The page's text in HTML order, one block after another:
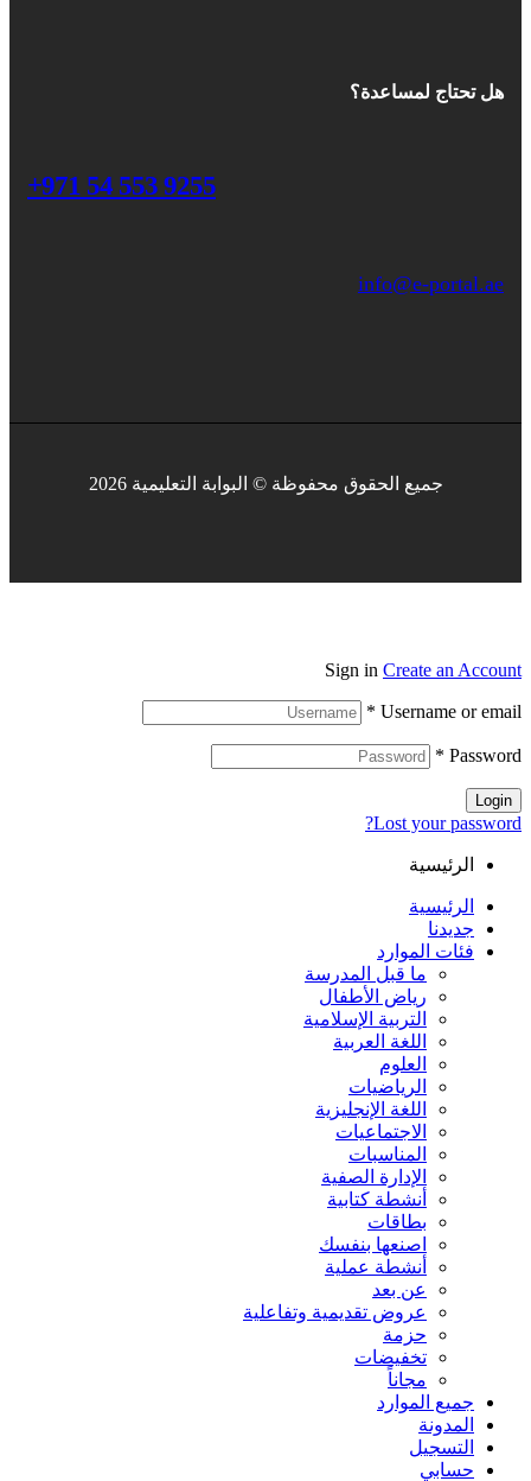
هل تحتاج لمساعدة؟
+971 54 553 9255
info@e-portal.ae
جميع الحقوق محفوظة © البوابة التعليمية 2026
Sign in Create an Account
Username or email
*
Password
*
Login
Lost your password?
الرئيسية
الرئيسية
جديدنا
فئات الموارد
ما قبل المدرسة
رياض الأطفال
التربية الإسلامية
اللغة العربية
العلوم
الرياضيات
اللغة الإنجليزية
الاجتماعيات
المناسبات
الإدارة الصفية
أنشطة كتابية
بطاقات
اصنعها بنفسك
أنشطة عملية
عن بعد
عروض تقديمية وتفاعلية
حزمة
تخفيضات
مجاناً
جميع الموارد
المدونة
التسجيل
حسابي